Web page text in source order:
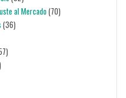
al Mercado(70)
(36)